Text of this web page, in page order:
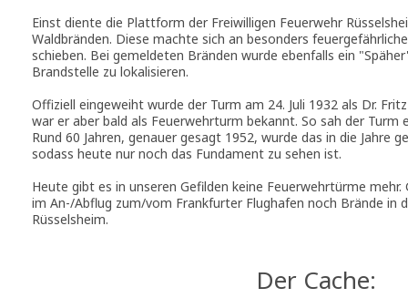
Einst diente die Plattform der Freiwilligen Feuerwehr
Waldbränden. Diese machte sich an besonders
schieben. Bei gemeldeten Bränden wurde ebenfalls ein
Brandstelle zu lokalisieren.
Offiziell eingeweiht wurde der Turm am 24. Juli 1932 als Dr.
war er aber bald als Feuerwehrturm bekannt. So sah der Turm
Rund 60 Jahren, genauer gesagt 1952, wurde das in die Jahre
sodass heute nur noch das Fundament zu sehen ist.
Heute gibt es in unseren Gefilden keine Feuerwehrtürme mehr.
im An-/Abflug zum/vom Frankfurter Flughafen noch Brände in
Rüsselsheim.
Der Cache: